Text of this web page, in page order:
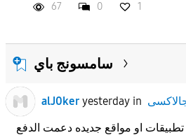
67 0 1
سامسونج باي
alJ0ker yesterdayin